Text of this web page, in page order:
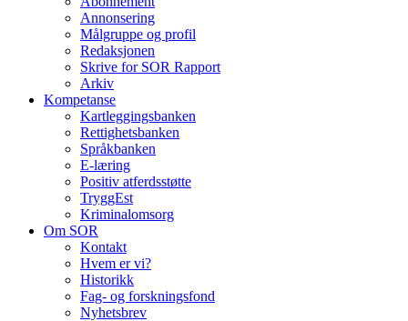
Annonsering
Målgruppe og profil
Redaksjonen
Skrive for SOR Rapport
Arkiv
Kompetanse
Kartleggingsbanken
Rettighetsbanken
Språkbanken
E-læring
Positiv atferdsstøtte
TryggEst
Kriminalomsorg
Om SOR
Kontakt
Hvem er vi?
Historikk
Fag- og forskningsfond
Nyhetsbrev